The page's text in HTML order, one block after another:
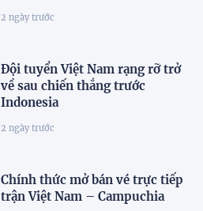
2 ngày trước
Đội tuyển Việt Nam rạng rỡ trở
về sau chiến thắng trước
Indonesia
2 ngày trước
Chính thức mở bán vé trực tiếp
trận Việt Nam – Campuchia